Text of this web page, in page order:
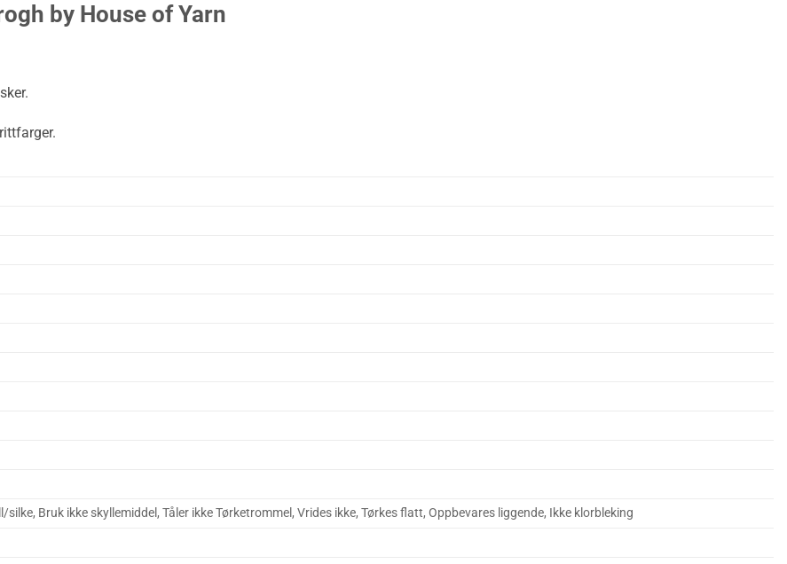
by House of Yarn
Bruk ikke skyllemiddel, Tåler ikke Tørketrommel, Vrides ikke, Tørkes flatt, Oppbevares liggende, Ikke klorbleking